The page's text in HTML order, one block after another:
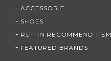
ACCESSORIE
SHOES
RUFFIN RECOMMEND ITEM
FEATURED BRANDS